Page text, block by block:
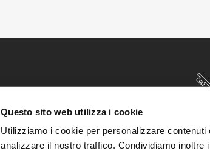
Questo sito web utilizza i cookie
Utilizziamo i cookie per personalizzare
analizzare il nostro traffico. CondividiamoINIZIO